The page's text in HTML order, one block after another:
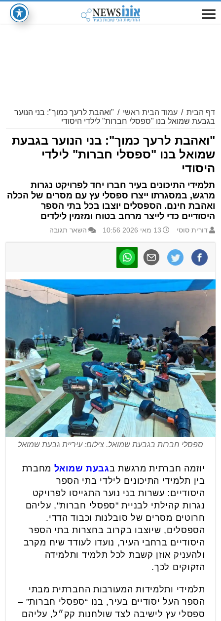
דף הבית / עמוד הבית ראשי / "ואהבת לרעך כמוך": בני הנוער
בגבעת שמואל בנו "ספסלי חברות" לילדי היסודי
"ואהבת לרעך כמוך": בני הנוער בגבעת
שמואל בנו "ספסלי חברות" לילדי
היסודי
תלמידי התיכונים בעיר חברו יחד לפרויקט נגרות
מרגש, במסגרתו ייצרו ספסלי עץ עם מסרים של הכלה
ואהבת חינם. הספסלים יוצבו בכל בתי הספר
היסודיים כדי לייצר מרחב בטוח ומזמין לילדים
דורית סוסי 13 מאי 2026 10:56 השאר תגובה
ספסלי חברות בגבעת שמואל. צילום: עיריית גבעת שמואל
יוזמה חברתית מרגשת בגבעת שמואל מחברת
בין תלמידי התיכונים לילדי בתי הספר
היסודיים: עשרות בני נוער התגייסו לפרויקט
נגרות קהילתי לבניית "ספסלי חברות", עליהם
חרוטים מסרים של סובלנות וכבוד הדדי.
הספסלים, שיוצבו בקרוב בחצרות בתי הספר
היסודיים ברחבי העיר, נועדו לעודד שיח מקרב
ולהעניק אוזן קשבת לכל תלמיד ותלמידה
הזקוקים לכך.
תלמידי ותלמידות המעורבות החברתית מבתי
הספר העל יסודיים בעיר, בנו “ספסלי חברות” –
ספסלי עץ לישיבה לצד שולחנות קק״ל, עליהם